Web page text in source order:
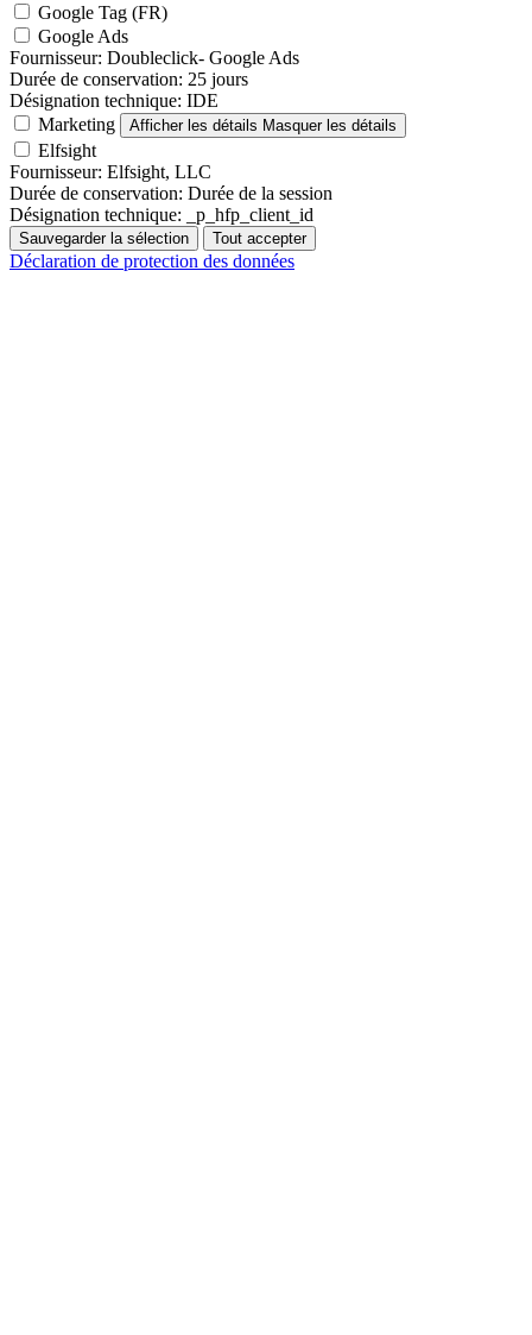
Google Tag (FR)
Google Ads
Fournisseur: Doubleclick- Google Ads
Durée de conservation: 25 jours
Désignation technique: IDE
Marketing
Afficher les détails Masquer les détails
Elfsight
Fournisseur: Elfsight, LLC
Durée de conservation: Durée de la session
Désignation technique: _p_hfp_client_id
Sauvegarder la sélection Tout accepter
Déclaration de protection des données